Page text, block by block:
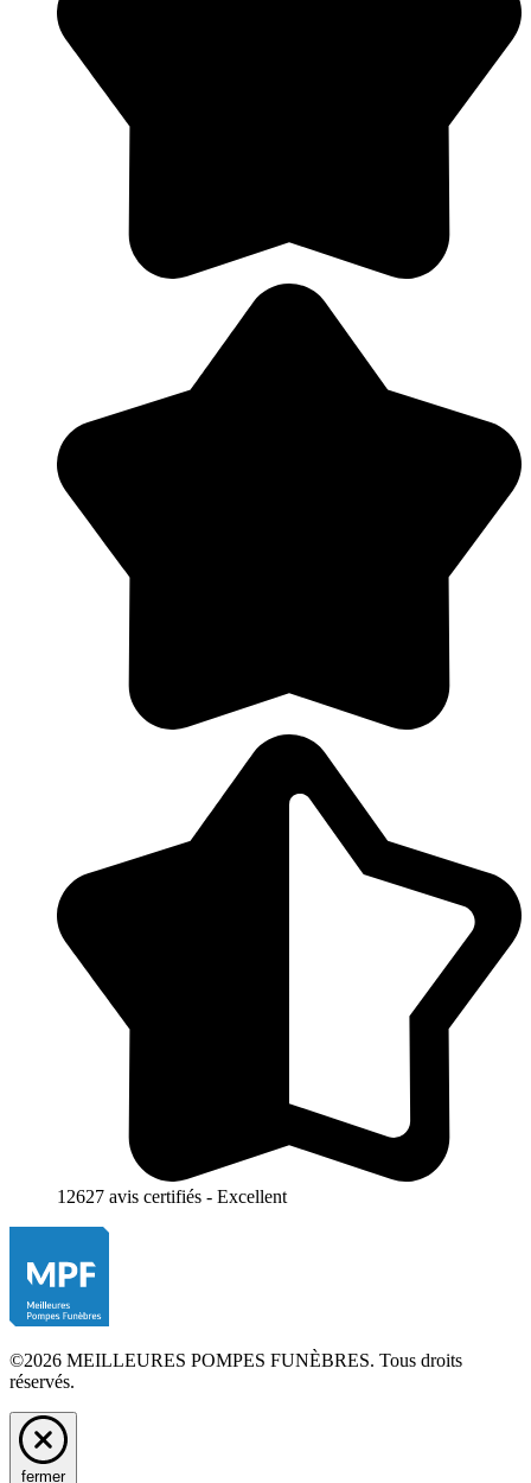
12627 avis certifiés - Excellent
©2026 MEILLEURES POMPES FUNÈBRES. Tous droits
réservés.
fermer